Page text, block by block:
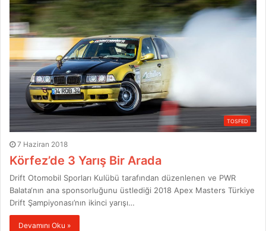
TOSFED
7 Haziran 2018
Körfez’de 3 Yarış Bir Arada
Drift Otomobil Sporları Kulübü tarafından düzenlenen ve PWR
Balata‘nın ana sponsorluğunu üstlediği 2018 Apex Masters Türkiye
Drift Şampiyonası’nın ikinci yarışı…
Devamını Oku »